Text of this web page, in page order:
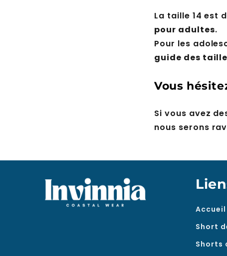
La taille 14 est
pour adultes.
Pour les
guide des
Vous
Si vous avez
nous serons
Accueil
Short
Shorts